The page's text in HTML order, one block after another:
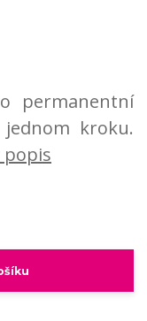
permanentní
kroku.
popis